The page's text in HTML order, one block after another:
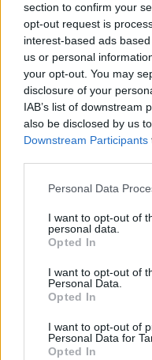
section to confirm your
opt-out request is
interest-based ads
us or personal
your opt-out. You may
disclosure of your
IAB’s list of downstream
also be disclosed by us
Downstream Participants
Please note that this
not limited to your visit
grant or deny consent to
use your data for below
consent section.
Personal Data
I want to opt-out of
personal data.
Opted In
I want to opt-out of
Personal Data.
Opted In
I want to opt-out of
Personal Data for
Opted In
16 éve
@steverubellreborn:
közgazdaságtan már
akkor miért baj?"
Szerinted
Akkor Karácsonyi
Kókával fémjelzett
nézeteivel teljesen
www.youtube.com/
(liberálisként meg
nevekkel fémjelzett
hogy rájuk borítom az